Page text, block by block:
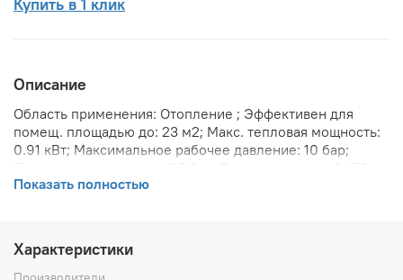
Описание
Область применения: Отопление ; Эффективен для
помещ. площадью до: 23 м2; Макс. тепловая мощность:
0.91 кВт; Максимальное рабочее давление: 10 бар;
192 Вт; Теплоотдача при Δt 60: 2203.6 Вт; Теплоотдача
Макс. температура теплоносителя: 110 °С; Межосевое
расстояние: 1 734 мм; Резьба присоединения радиатора:
1/2 ; Тип подключения: Боковое ; Вес товара (нетто):
Показать полностью
Характеристики